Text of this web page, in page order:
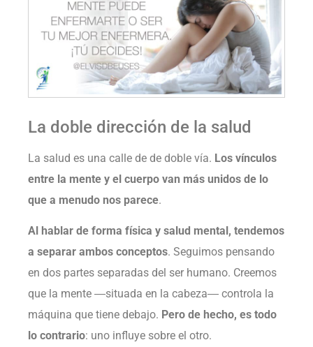
La doble dirección de la salud
La salud es una calle de de doble vía. Los vínculos
entre la mente y el cuerpo van más unidos de lo
que a menudo nos parece.
Al hablar de forma física y salud mental, tendemos
a separar ambos conceptos. Seguimos pensando
en dos partes separadas del ser humano. Creemos
que la mente ―situada en la cabeza― controla la
máquina que tiene debajo. Pero de hecho, es todo
lo contrario: uno influye sobre el otro.